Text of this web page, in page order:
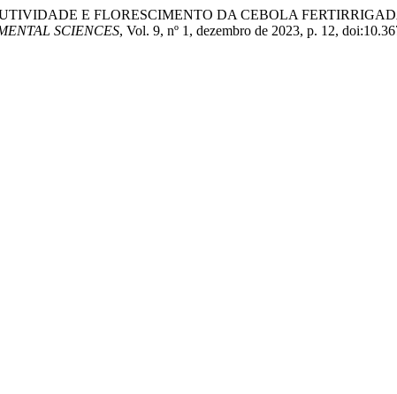
E FLORESCIMENTO DA CEBOLA
SCIENCES, Vol. 9, nº 1, dezembro de 2023, p. 12,